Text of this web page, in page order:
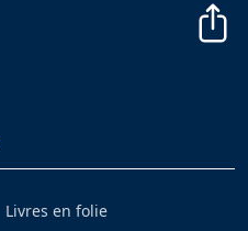
Livres en folie